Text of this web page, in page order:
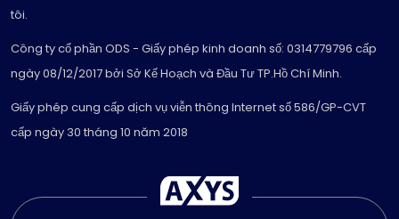
tôi.
Công ty cổ phần ODS - Giấy phép kinh doanh số: 0314779796 cấp
ngày 08/12/2017 bởi Sở Kế Hoạch và Đầu Tư TP.Hồ Chí Minh.
Giấy phép cung cấp dịch vụ viễn thông Internet số 586/GP-CVT
cấp ngày 30 tháng 10 năm 2018